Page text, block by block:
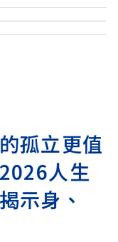
孤立更值
人生
示身、